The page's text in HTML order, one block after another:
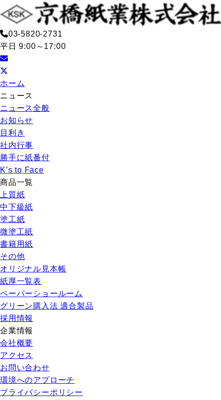
03-5820-2731
平日 9:00～17:00
ホーム
ニュース
ニュース全般
お知らせ
目利き
社内行事
勝手に紙番付
K’s to Face
商品一覧
上質紙
中下級紙
塗工紙
微塗工紙
書籍用紙
その他
オリジナル見本帳
紙厚一覧表
ペーパーショールーム
グリーン購入法 適合製品
採用情報
企業情報
会社概要
アクセス
お問い合わせ
環境へのアプローチ
プライバシーポリシー